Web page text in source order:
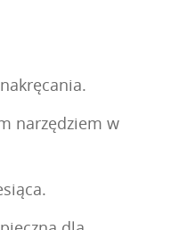
narzędziem w